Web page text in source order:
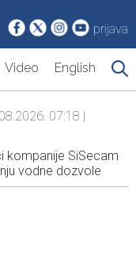
prijava
Video English
07:18 |
kompanije SiSecam
vodne dozvole